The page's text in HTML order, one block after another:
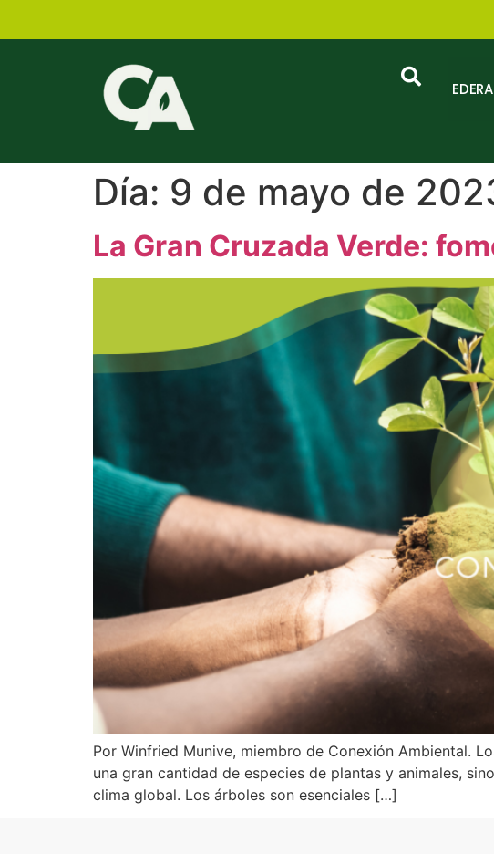
EDERA
Día: 9 de mayo de
La Gran Cruzada Verde:
Por Winfried Munive, miembro de Conexión Ambiental.
una gran cantidad de especies de plantas y animales,
clima global. Los árboles son esenciales […]